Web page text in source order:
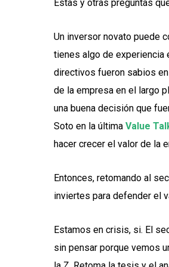
Estas y otras preguntas
Un inversor novato puede
tienes algo de experiencia
directivos fueron sabios
de la empresa en el largo
una buena decisión que
Soto en la última Value
hacer crecer el valor de la
Entonces, retomando al
inviertes para defender el
Estamos en crisis, si. El
sin pensar porque vemos